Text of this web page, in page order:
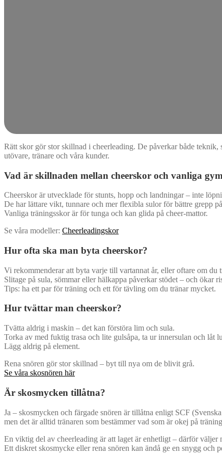
Rätt skor gör stor skillnad i cheerleading. De påverkar både
utövare, tränare och våra kunder.
Vad är skillnaden mellan cheerskor och vanliga
Cheerskor är utvecklade för stunts, hopp och landningar – inte
De har lättare vikt, tunnare och mer flexibla sulor för bättre grepp
Vanliga träningsskor är för tunga och kan glida på cheer-mattor.
Se våra modeller: Cheerleadingskor
Hur ofta ska man byta cheerskor?
Vi rekommenderar att byta varje till vartannat år, eller oftare om du
Slitage på sula, sömmar eller hälkappa påverkar stödet – och ökar
Tips: ha ett par för träning och ett för tävling om du tränar mycket.
Hur tvättar man cheerskor?
Tvätta aldrig i maskin – det kan förstöra lim och sula.
Torka av med fuktig trasa och lite gulsåpa, ta ur innersulan och låt
Lägg aldrig på element.
Rena snören gör stor skillnad – byt till nya om de blivit grå.
Se våra skosnören här
Är skosmycken tillåtna?
Ja – skosmycken och färgade snören är tillåtna enligt SCF
men det är alltid tränaren som bestämmer vad som är okej på
En viktig del av cheerleading är att laget är enhetligt – därför väljer
Ett diskret skosmycke eller rena snören kan ändå ge en snygg och